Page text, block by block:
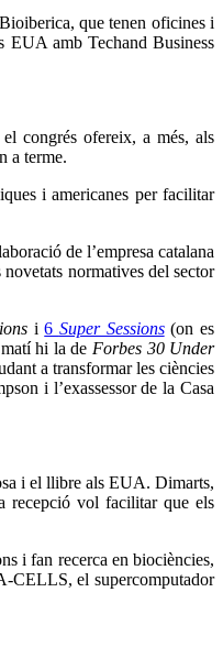
que tenen oficines i
EUA amb Techand Business
congrés ofereix, a més, als
a terme.
i americanes per facilitar
de l’empresa catalana
normatives del sector
i6 Super Sessions(on es
hi la de Forbes 30 Under
a transformar les ciències
i l’exassessor de la Casa
i el llibre als EUA. Dimarts,
recepció vol facilitar que els
i fan recerca en biociències,
CELLS, el supercomputador